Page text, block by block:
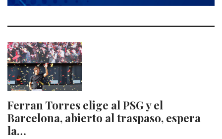
Ferran Torres elige al PSG y el
Barcelona, abierto al traspaso, espera
la…